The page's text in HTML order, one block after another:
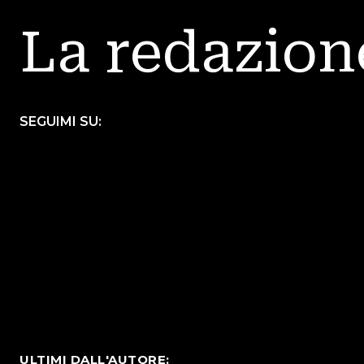
La
SEGUIMI SU:
ULTIMI DALL'AUTORE: